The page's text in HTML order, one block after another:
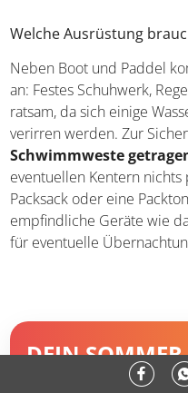
Welche Ausrüstung
Neben Boot und Paddel
Kleidung an: Festes
Regenjacke sind ratsam,
immer ins Boot verirren
zudem eine
bei einem eventuellen
wasserfester Packsack
werden genutzt, um
Smartphone und
DEIN